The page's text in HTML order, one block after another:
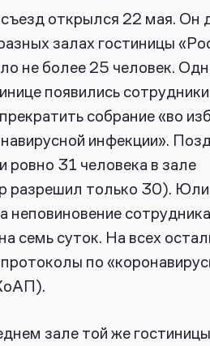
открылся 22 мая. Он
залах гостиницы
не более 25 человек.
появились
собрание «во
инфекции».
ровно 31 человека в зале
разрешил только 30).
неповиновение
семь суток. На всех
по
зале той же гостиницы